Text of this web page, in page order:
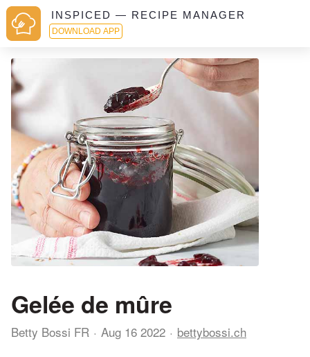
INSPICED — RECIPE MANAGER
DOWNLOAD APP
Gelée de mûre
Betty Bossi FR Aug 16 2022 bettybossi.ch